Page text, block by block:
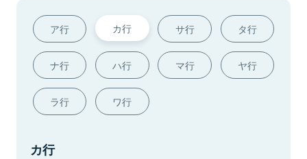
ア行 カ行 サ行 タ行
ナ行 ハ行 マ行 ヤ行
ラ行 ワ行
カ行